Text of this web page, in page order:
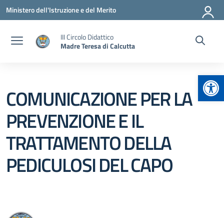
Vai ai contenuti
Vai al menu di navigazione
Vai al footer
Ministero dell'Istruzione e del Merito
III Circolo Didattico
Madre Teresa di Calcutta
COMUNICAZIONE PER LA
PREVENZIONE E IL
TRATTAMENTO DELLA
PEDICULOSI DEL CAPO